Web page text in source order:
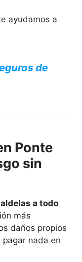
ayudamos a
de
Ponte
sin
a todo
más
daños propios
nada en